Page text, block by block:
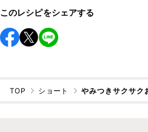
このレシピをシェアする
TOP ショート やみつきサクサク